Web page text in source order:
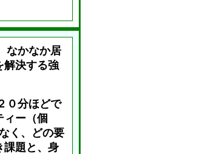
なかなか居
解決する強
０分ほどで
ー（個
く、どの要
課題と、身